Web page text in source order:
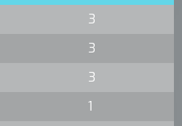
3
3
3
1